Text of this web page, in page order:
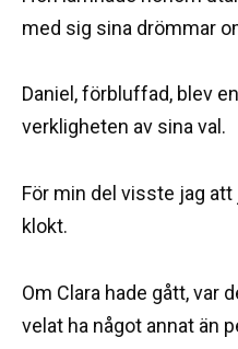
med sig sina drömmar
Daniel, förbluffad, blev
verkligheten av sina val.
För min del visste jag
klokt.
Om Clara hade gått, var
velat ha något annat än